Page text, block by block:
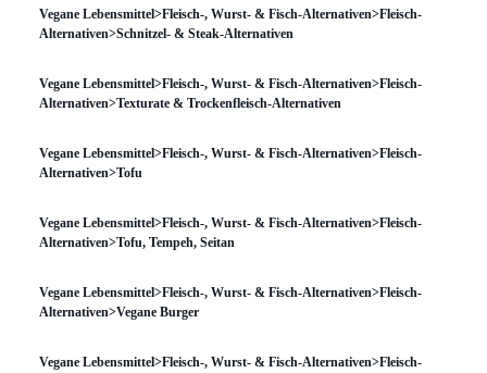
Vegane Lebensmittel>Fleisch-, Wurst- & Fisch-Alternativen>Fleisch-
Alternativen>Schnitzel- & Steak-Alternativen
Vegane Lebensmittel>Fleisch-, Wurst- & Fisch-Alternativen>Fleisch-
Alternativen>Texturate & Trockenfleisch-Alternativen
Vegane Lebensmittel>Fleisch-, Wurst- & Fisch-Alternativen>Fleisch-
Alternativen>Tofu
Vegane Lebensmittel>Fleisch-, Wurst- & Fisch-Alternativen>Fleisch-
Alternativen>Tofu, Tempeh, Seitan
Vegane Lebensmittel>Fleisch-, Wurst- & Fisch-Alternativen>Fleisch-
Alternativen>Vegane Burger
Vegane Lebensmittel>Fleisch-, Wurst- & Fisch-Alternativen>Fleisch-